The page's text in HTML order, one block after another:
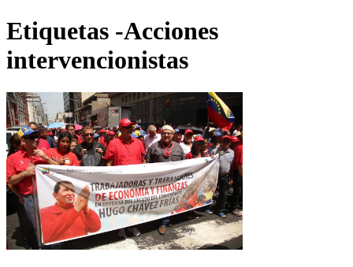
Etiquetas -Acciones
intervencionistas